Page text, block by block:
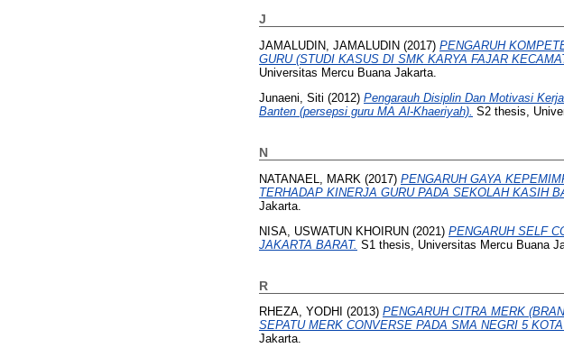
J
JAMALUDIN, JAMALUDIN (2017) PENGARUH
GURU (STUDI KASUS DI SMK KARYA FAJAR
Universitas Mercu Buana Jakarta.
Junaeni, Siti (2012) Pengarauh Disiplin Dan Motivasi
Banten (persepsi guru MA Al-Khaeriyah). S2 thesis,
N
NATANAEL, MARK (2017) PENGARUH GAYA
TERHADAP KINERJA GURU PADA SEKOLAH KASIH
Jakarta.
NISA, USWATUN KHOIRUN (2021) PENGARUH SELF
JAKARTA BARAT. S1 thesis, Universitas Mercu Buana
R
RHEZA, YODHI (2013) PENGARUH CITRA MERK
SEPATU MERK CONVERSE PADA SMA NEGRI 5
Jakarta.